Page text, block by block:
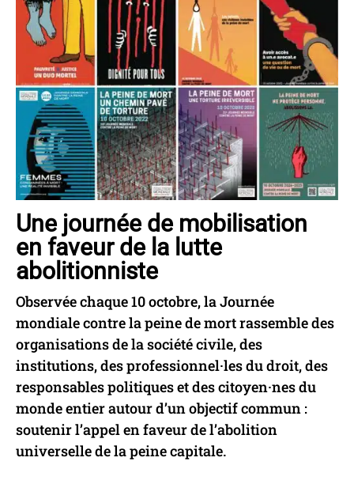
Une journée de mobilisation
en faveur de la lutte
abolitionniste
Observée chaque 10 octobre, la Journée
mondiale contre la peine de mort rassemble des
organisations de la société civile, des
institutions, des professionnel·les du droit, des
responsables politiques et des citoyen·nes du
monde entier autour d’un objectif commun :
soutenir l’appel en faveur de l’abolition
universelle de la peine capitale.